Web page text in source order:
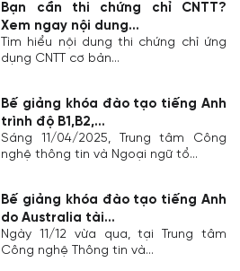
Bạn cần thi chứng chỉ CNTT?
Xem ngay nội dung...
Tìm hiểu nội dung thi chứng chỉ ứng
dụng CNTT cơ bản...
Bế giảng khóa đào tạo tiếng Anh
trình độ B1,B2,...
Sáng 11/04/2025, Trung tâm Công
nghệ thông tin và Ngoại ngữ tổ...
Bế giảng khóa đào tạo tiếng Anh
do Australia tài...
Ngày 11/12 vừa qua, tại Trung tâm
Công nghệ Thông tin và...